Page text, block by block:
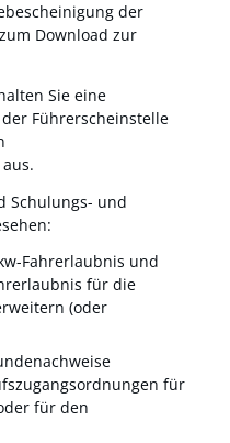
der
Download zur
Sie eine
Führerscheinstelle
Schulungs- und
Fahrerlaubnis und
für die
itern (oder
für
für den